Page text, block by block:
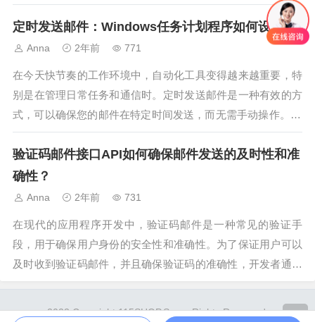
不可或缺的一部分。在Java开发中，JavaMailSender接口提供
了一种强大且灵活的方式来处理电子邮件的发送。本篇文章...
定时发送邮件：Windows任务计划程序如何设置？
Anna 2年前 771
在今天快节奏的工作环境中，自动化工具变得越来越重要，特
别是在管理日常任务和通信时。定时发送邮件是一种有效的方
式，可以确保您的邮件在特定时间发送，而无需手动操作。Wi
ndows任务计划程序是一个强大的工具，可以让您轻松设置定
时...
验证码邮件接口API如何确保邮件发送的及时性和准
确性？
Anna 2年前 731
在现代的应用程序开发中，验证码邮件是一种常见的验证手
段，用于确保用户身份的安全性和准确性。为了保证用户可以
及时收到验证码邮件，并且确保验证码的准确性，开发者通常
讨验证码邮件接口API如何确保邮件发送的及时性和准确性，
2023 Copyright 115SHOP.Some Rights Reserved.